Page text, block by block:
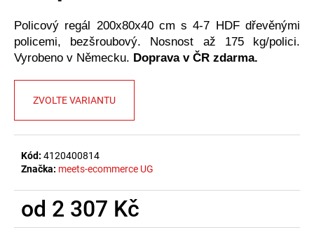
Policový regál 200x80x40 cm s 4-7 HDF dřevěnými
policemi, bezšroubový. Nosnost až 175 kg/polici.
Vyrobeno v Německu. Doprava v ČR zdarma.
ZVOLTE VARIANTU
Kód: 4120400814
Značka: meets-ecommerce UG
od 2 307 Kč
Měrná
u
j
e
m
e